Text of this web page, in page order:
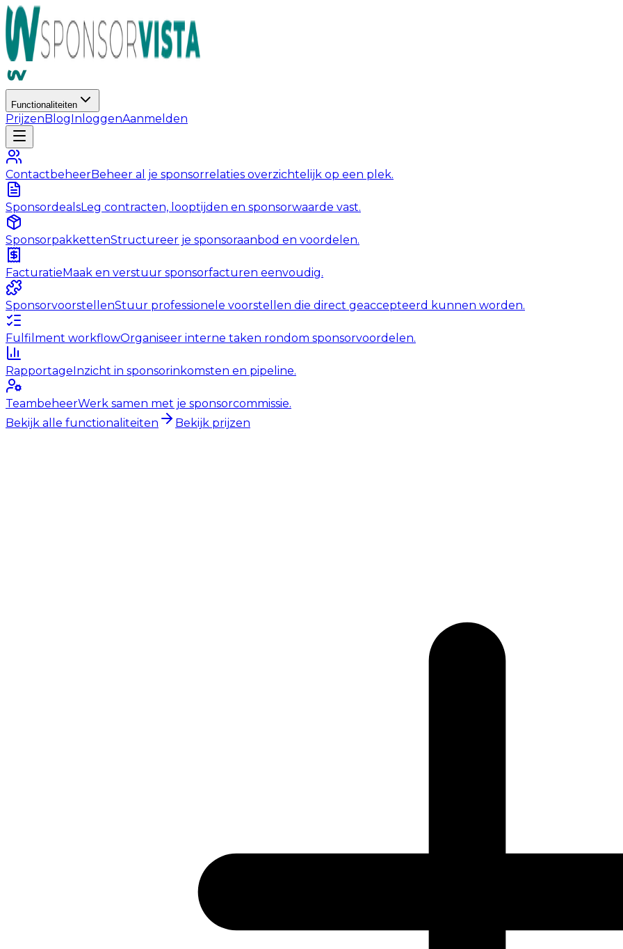
Functionaliteiten
PrijzenBlogInloggenAanmelden
ContactbeheerBeheer al je sponsorrelaties overzichtelijk op een plek.
SponsordealsLeg contracten, looptijden en sponsorwaarde vast.
SponsorpakkettenStructureer je sponsoraanbod en voordelen.
FacturatieMaak en verstuur sponsorfacturen eenvoudig.
SponsorvoorstellenStuur professionele voorstellen die direct geaccepteerd kunnen worden.
Fulfilment workflowOrganiseer interne taken rondom sponsorvoordelen.
RapportageInzicht in sponsorinkomsten en pipeline.
TeambeheerWerk samen met je sponsorcommissie.
Bekijk alle functionaliteiten
Bekijk prijzen